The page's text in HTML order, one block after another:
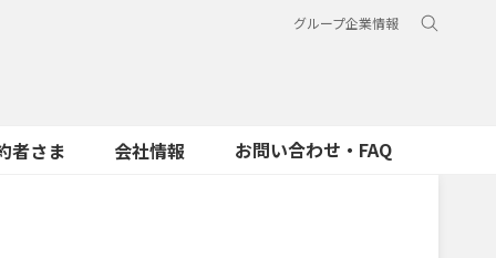
グループ企業情報
者さま 会社情報 お問い合わせ・FAQ